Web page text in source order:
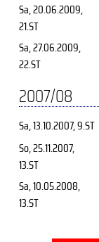
Sa, 20.06.2009,
21.ST
Sa, 27.06.2009,
22.ST
2007/08
Sa, 13.10.2007, 9.ST
So, 25.11.2007,
13.ST
Sa, 10.05.2008,
13.ST